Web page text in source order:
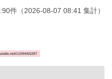
90件 （2026-08-07 08:41 集計）
11094/65287